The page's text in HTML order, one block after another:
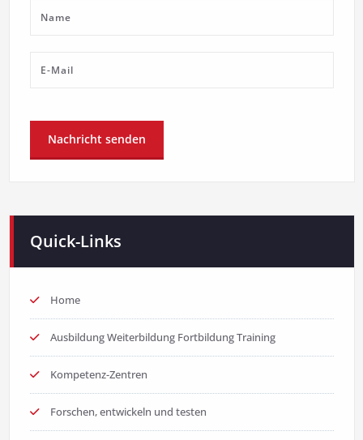
Quick-Links
Home
Ausbildung Weiterbildung Fortbildung Training
Kompetenz-Zentren
Forschen, entwickeln und testen